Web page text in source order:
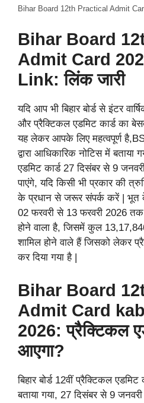
Bihar Board 12th Practical Admit
Bihar Board
Admit Card
Link: लिंक जारी
यदि आप भी बिहार बोर्ड से इंटर
और प्रैक्टिकल एडमिट कार्ड का
यह लेकर आपके लिए महत्वपूर्ण
द्वारा आधिकारिक नोटिस में बताया
एडमिट कार्ड 27 दिसंबर से 9
पाएंगे, यदि किसी भी प्रकार की
के प्रधान से जरूर संपर्क करें | भूत के
02 फरवरी से 13 फरवरी 2026 तक
होने वाला है, जिसमें कुल 13,17,846
शामिल होने वाले हैं जिसको लेकर
कर दिया गया है |
Bihar Board
Admit Card
2026: प्रैक्टिकल
आएगा?
बिहार बोर्ड 12वीं प्रैक्टिकल
बताया गया, 27 दिसंबर से 9